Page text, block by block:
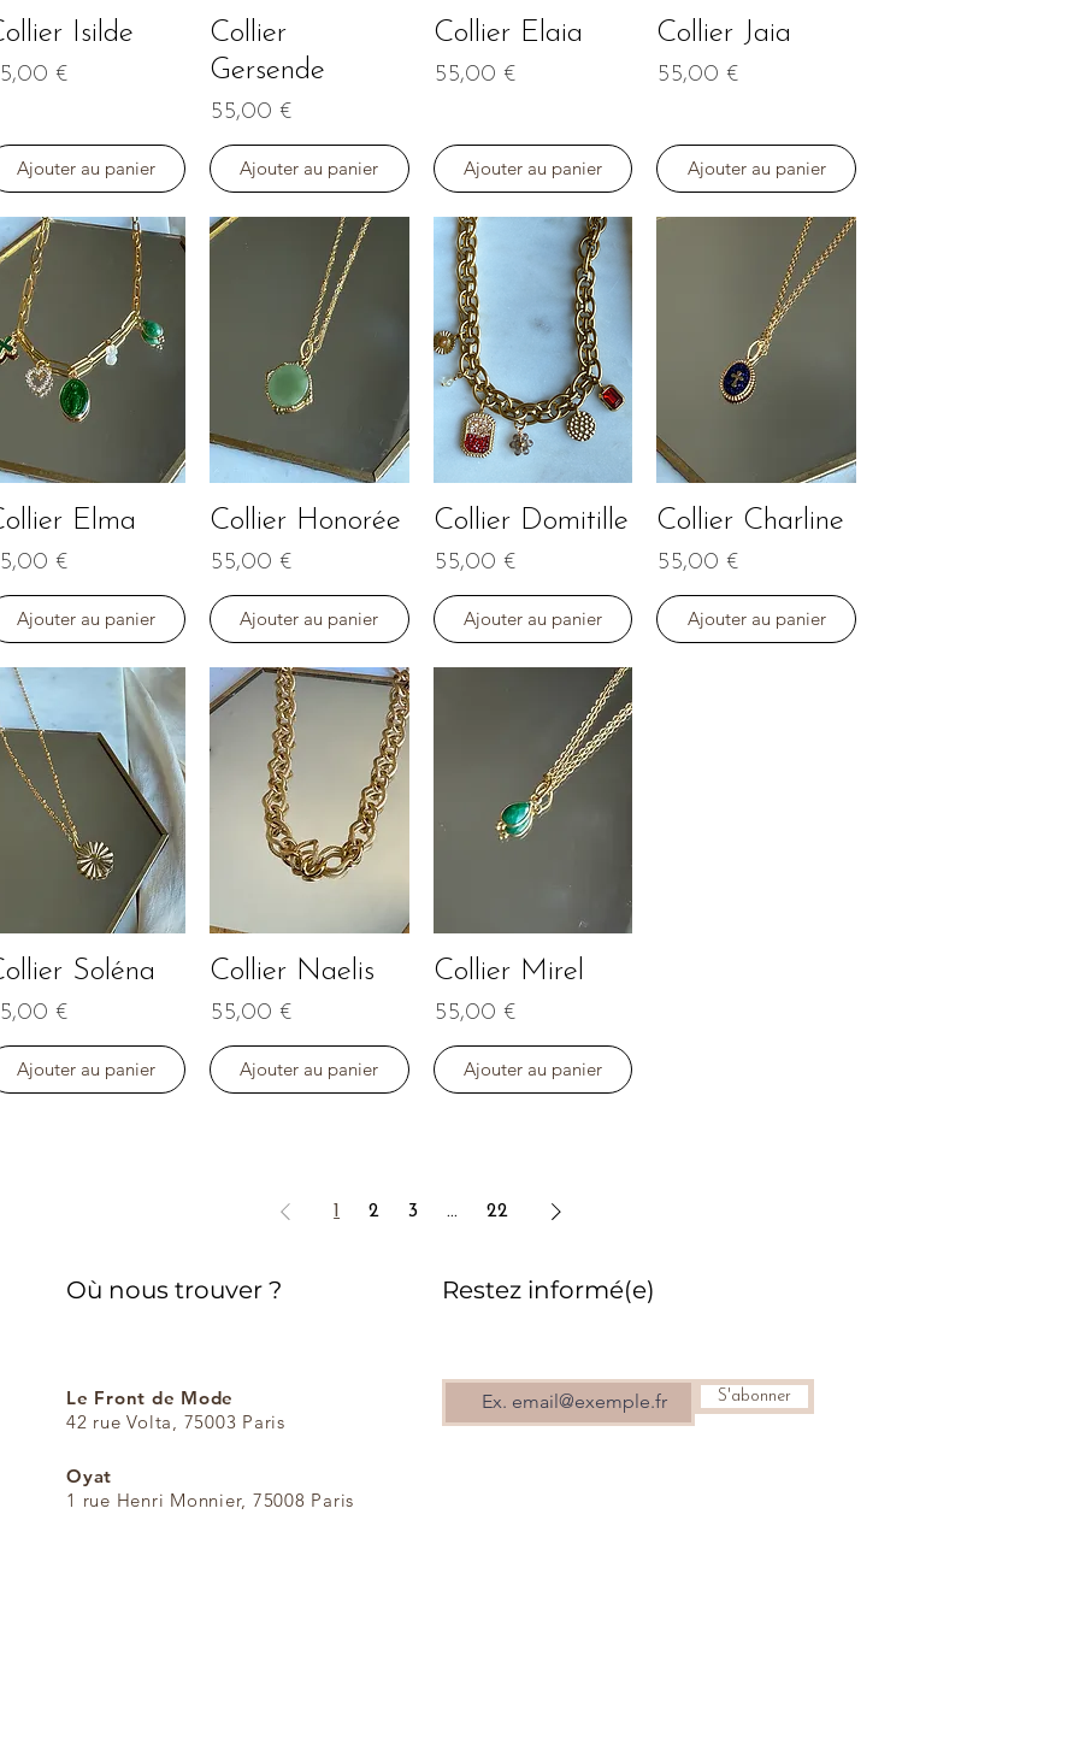
Aperçu rapide
Isilde
€
Ajouter au panier
Collier
Gersende
Prix
55,00 €
Ajouter au panier
Collier Elaia
Prix
55,00 €
Ajouter au panier
Aperçu rapide
Collier Jaia
Prix
55,00 €
Ajouter au panier
Elma
€
Ajouter au panier
Collier Honorée
Prix
55,00 €
Ajouter au panier
Aperçu rapide
Collier Domitille
Prix
55,00 €
Ajouter au panier
Aperçu rapide
Collier Charline
Prix
55,00 €
Ajouter au panier
Aperçu rapide
Soléna
€
Ajouter au panier
Aperçu rapide
Collier Naelis
Prix
55,00 €
Ajouter au panier
Aperçu rapide
Collier Mirel
Prix
55,00 €
Ajouter au panier
1 2 3 ... 22
Où nous trouver ?
Le Front de Mode
42 rue Volta, 75003 Paris​
Oyat
1 rue Henri Monnier, 75008 Paris
Restez informé(e)
S'abonner